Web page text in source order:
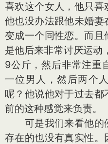
喜欢这个女人，他只
他也没办法跟他未婚
变成一个同性恋。而
是他后来非常讨厌运动
9公斤，然后非常注重
一位男人，然后两个
呢？他说他对于过去都
前的这种感觉来负责。
可是我们来看他的
存在的也没有真实性